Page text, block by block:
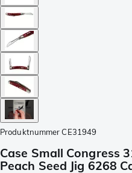
Produktnummer CE31949
Case Small Congress
Peach Seed Jig 6268